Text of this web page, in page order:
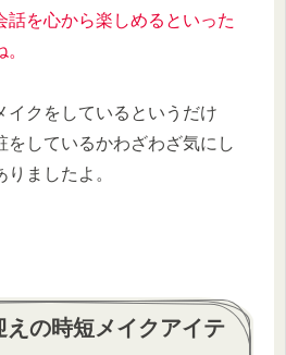
話を心から楽しめるといった
イクをしているというだけ
をしているかわざわざ気にし
ましたよ。
えの時短メイクアイテ